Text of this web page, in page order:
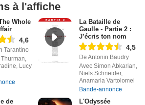
à l'affiche
Whole
4,6
Tarantino
Lucy
La Bataille de
Gaulle - Partie 2 :
J’écris ton nom
4,5
De Antonin Baudry
Avec Simon Abkarian,
Niels Schneider,
Anamaria Vartolomei
Bande-annonce
de L'Odyssée